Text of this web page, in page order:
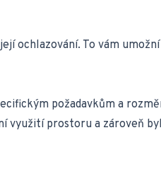
ochlazování. To vám
požadavkům a
využití prostoru a zároveň